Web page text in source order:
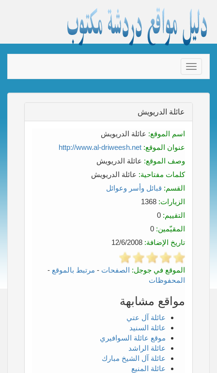
Toggle
navigation
عائلة الدريويش
اسم الموقع: عائلة الدريويش
عنوان الموقع: http://www.al-driweesh.net
وصف الموقع: عائلة الدريويش
كلمات مفتاحية: عائلة الدريويش
القسم: قبائل وأسر وعوائل
الزيارات:
التقييم:
المقيّمين:
تاريخ الإضافة:
الموقع في جوجل: الصفحات - مرتبط بالموقع -
المحفوظات
مواقع مشابهة
عائلة آل عتي
عائلة السنيد
موقع عائلة السوافيري
عائلة الراشد
عائلة آل الشيخ مبارك
عائلة المنيع